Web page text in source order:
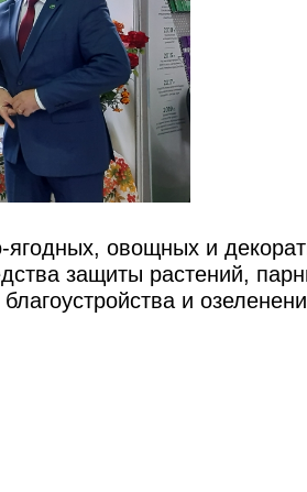
овощных и
защиты растений,
и